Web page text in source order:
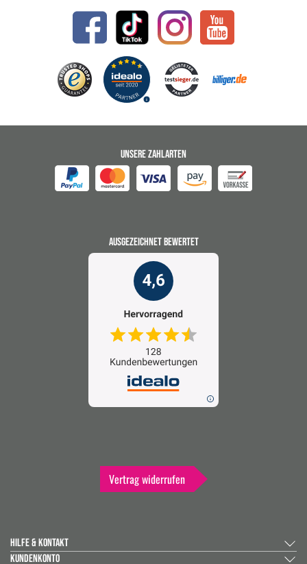
UNSERE ZAHLARTEN
AUSGEZEICHNET BEWERTET
Vertrag widerrufen
HILFE & KONTAKT
KUNDENKONTO